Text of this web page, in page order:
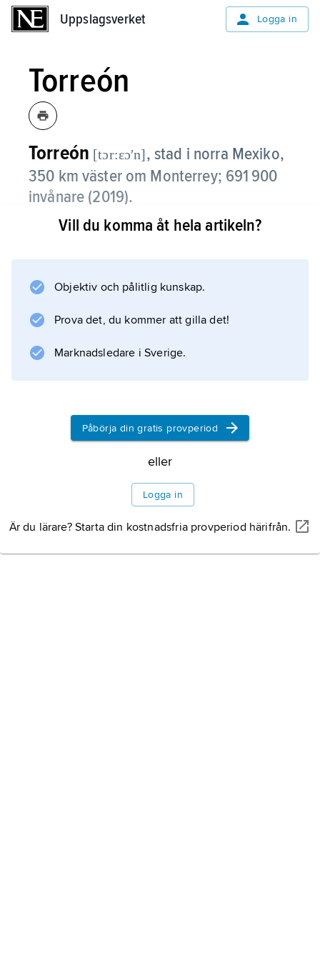
Uppslagsverket Logga in
Torreón
Torreón [tɔr:ɛɔʹn], stad i norra Mexiko,
350 km väster om Monterrey; 691 900
invånare (2019).
Torreón är en viktig industriort med
ett gruv- och jordbrukscentrum (bomull, vete
omfattande konstbevattningsprojekt som
startade 1936. Under 2000-talet har även
många så kallade
exportvaror för
Information om artikeln
Vill du komma åt hela artikeln?
Objektiv och pålitlig kunskap.
Prova det, du kommer att gilla det!
Marknadsledare i Sverige.
Påbörja din gratis provperiod
eller
Logga in
Är du lärare? Starta din kostnadsfria provperiod härifrån.